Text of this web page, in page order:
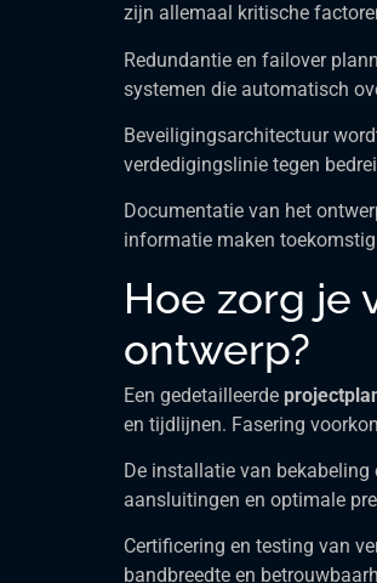
zijn allemaal kritische
Redundantie en failover
systemen die automatisch
Beveiligingsarchitectuur
verdedigingslinie tegen
Documentatie van het
informatie maken
Hoe zorg je
ontwerp?
Een gedetailleerde
en tijdlijnen. Fasering
De installatie van
aansluitingen en optimale
Certificering en testing van
bandbreedte en